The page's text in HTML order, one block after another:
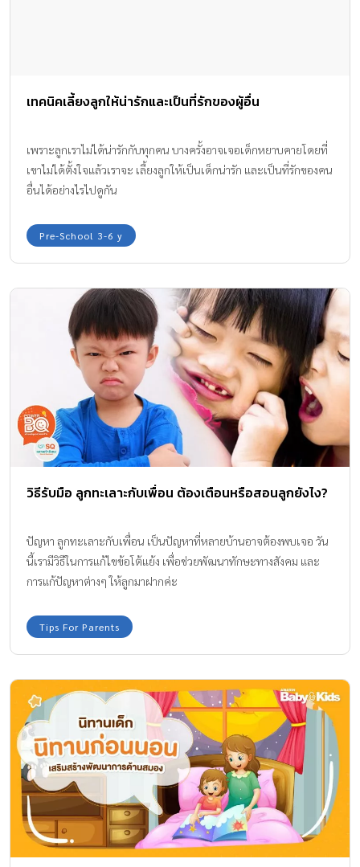
เทคนิคเลี้ยงลูกให้น่ารักและเป็นที่รักของผู้อื่น
เพราะลูกเราไม่ได้น่ารักกับทุกคน บางครั้งอาจเจอเด็กหยาบคายโดยที่
เขาไม่ได้ตั้งใจแล้วเราจะ เลี้ยงลูกให้เป็นเด็กน่ารัก และเป็นที่รักของคน
อื่นได้อย่างไรไปดูกัน
Pre-School 3-6 y
วิธีรับมือ ลูกทะเลาะกับเพื่อน ต้องเตือนหรือสอนลูกยังไง?
ปัญหา ลูกทะเลาะกับเพื่อน เป็นปัญหาที่หลายบ้านอาจต้องพบเจอ วัน
นี้เรามีวิธีในการแก้ไขข้อโต้แย้ง เพื่อช่วยพัฒนาทักษะทางสังคม และ
การแก้ปัญหาต่างๆ ให้ลูกมาฝากค่ะ
Tips For Parents